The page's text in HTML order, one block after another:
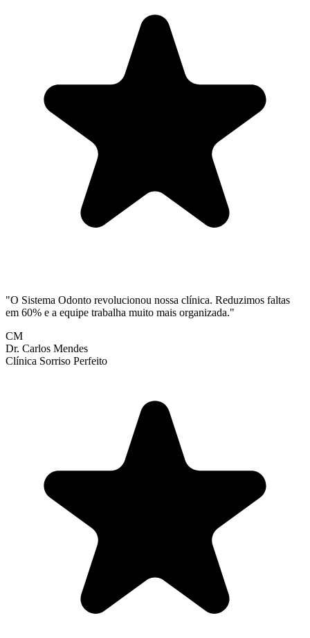
"O Sistema Odonto revolucionou nossa clínica. Reduzimos faltas
em 60% e a equipe trabalha muito mais organizada."
CM
Dr. Carlos Mendes
Clínica Sorriso Perfeito